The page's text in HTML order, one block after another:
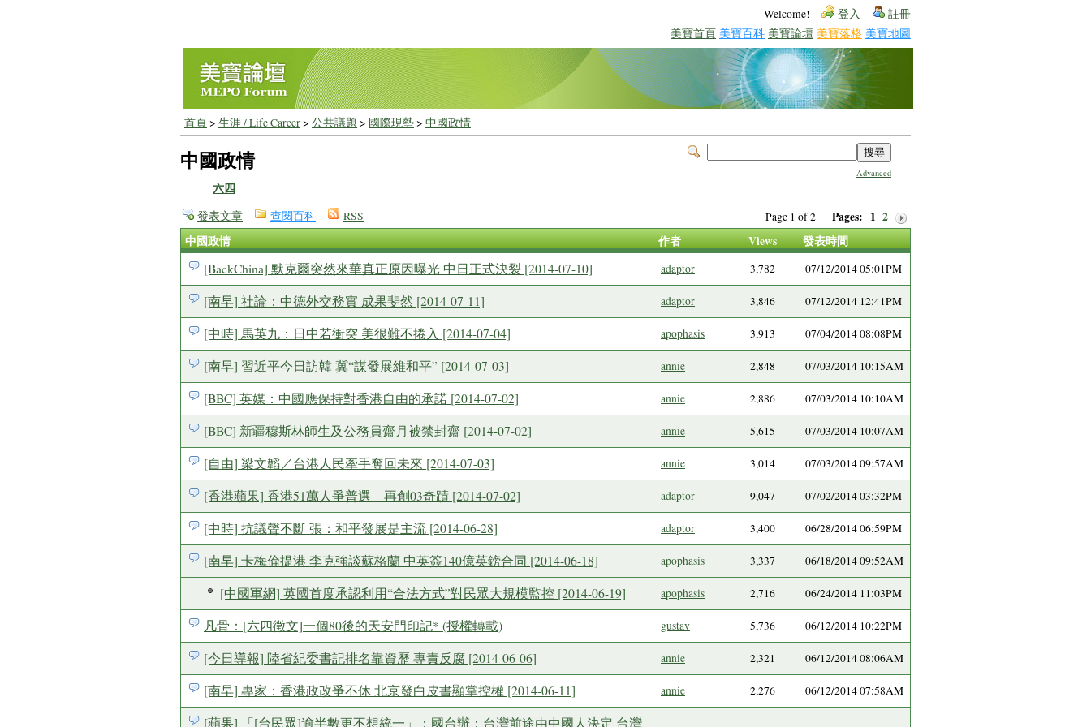
Welcome! 登入 註冊
美寶首頁 美寶百科 美寶論壇 美寶落格 美寶地圖
首頁> 生涯 / Life Career> 公共議題 > 國際現勢> 中國政情
Advanced
中國政情
六四
Page 1 of 2 Pages: 1 2
發表文章 查閱百科 RSS
中國政情 作者 Views 發表時間
[BackChina] 默克爾突然來華真正原因曝光 中日正式決裂 [2014-07-10] adaptor 3,782 07/12/2014 05:01PM
[南早] 社論：中德外交務實 成果斐然 [2014-07-11] adaptor 3,846 07/12/2014 12:41PM
[中時] 馬英九：日中若衝突 美很難不捲入 [2014-07-04] apophasis 3,913 07/04/2014 08:08PM
[南早] 習近平今日訪韓 冀“謀發展維和平” [2014-07-03] annie 2,848 07/03/2014 10:15AM
[BBC] 英媒：中國應保持對香港自由的承諾 [2014-07-02] annie 2,886 07/03/2014 10:10AM
[BBC] 新疆穆斯林師生及公務員齋月被禁封齋 [2014-07-02] annie 5,615 07/03/2014 10:07AM
[自由] 梁文韜／台港人民牽手奪回未來 [2014-07-03] annie 3,014 07/03/2014 09:57AM
[香港蘋果] 香港51萬人爭普選 再創03奇蹟 [2014-07-02] adaptor 9,047 07/02/2014 03:32PM
[中時] 抗議聲不斷 張：和平發展是主流 [2014-06-28] adaptor 3,400 06/28/2014 06:59PM
[南早] 卡梅倫提港 李克強談蘇格蘭 中英簽140億英鎊合同 [2014-06-18] apophasis 3,337 06/18/2014 09:52AM
[中國軍網] 英國首度承認利用“合法方式”對民眾大規模監控 [2014-06-19] apophasis 2,716 06/24/2014 11:03PM
凡骨：[六四徵文]一個80後的天安門印記* (授權轉載) gustav 5,736 06/12/2014 10:22PM
[今日導報] 陸省紀委書記排名靠資歷 專責反腐 [2014-06-06] annie 2,321 06/12/2014 08:06AM
[南早] 專家：香港政改爭不休 北京發白皮書顯掌控權 [2014-06-11] annie 2,276 06/12/2014 07:58AM
[蘋果] 「[台民眾]逾半數更不想統一」：國台辦：台灣前途由中國人決定 台灣